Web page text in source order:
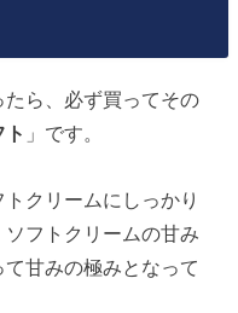
ら、必ず買ってその
」です。
クリームにしっかり
フトクリームの甘み
甘みの極みとなって